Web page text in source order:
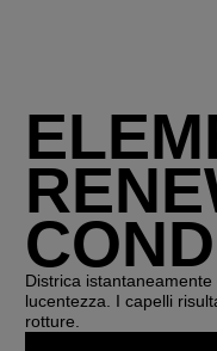
Districa
lucentezza. I capelli
rotture.